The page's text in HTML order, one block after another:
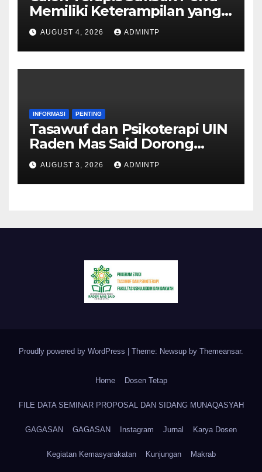
Memiliki Keterampilan yang
Memadai
AUGUST 4, 2026 ADMINTP
INFORMASI PENTING
Tasawuf dan Psikoterapi UIN
Raden Mas Said Dorong
Peningkatan Kualitas Skripsi
dengan Memperluas Area
Penelitian
AUGUST 3, 2026 ADMINTP
Proudly powered by WordPress | Theme: Newsup by Themeansar.
Home Dosen Tetap
FILE DATA SEMINAR PROPOSAL DAN SIDANG MUNAQASYAH
GAGASAN GAGASAN Instagram Jurnal Karya Dosen
Kegiatan Kemasyarakatan Kunjungan Makrab